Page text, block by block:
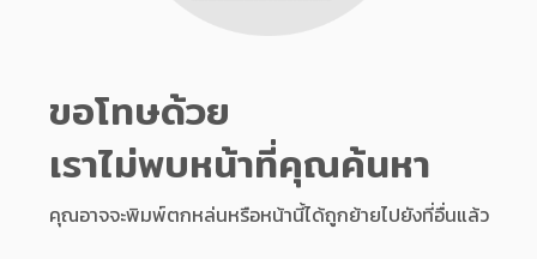
ขอโทษด้วย
เราไม่พบหน้าที่คุณค้นหา
คุณอาจจะพิมพ์ตกหล่นหรือหน้านี้ได้ถูกย้ายไปยังที่อื่นแล้ว